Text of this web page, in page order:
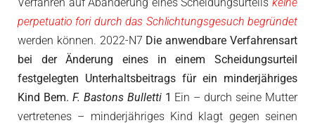
perpetuatio fori durch das Schlichtungsgesuch begründet
werden können. 2022-N7 Die anwendbare Verfahrensart
bei der Änderung eines in einem Scheidungsurteil
festgelegten Unterhaltsbeitrags für ein minderjähriges
Kind Bem. F. Bastons Bulletti 1 Ein – durch seine Mutter
vertretenes – minderjähriges Kind klagt gegen seinen